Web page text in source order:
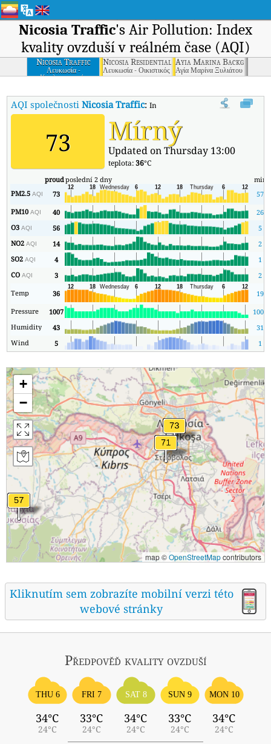
Nicosia Traffic's Air Pollution: Index
kvality ovzduší v reálném čase (AQI)
Nicosia Traffic
Λευκωσία -
Κυκλοφοριακός
Nicosia Residential
Λευκωσία - Οικιστικός Σταθμός
Ayia Marina Background
Αγία Μαρίνα Ξυλιάτου -
AQI společnostiNicosia Traffic:Index kvality vzduchu v reálném
73 Mírný
Updated on Thursday 13:00
teplota:36°C
proudposlední 2 dny min
PM2.5AQI 73
57
PM10AQI 40
26
O3AQI 56
5
NO2AQI 14
2
SO2AQI 4
1
COAQI 3
2
Temp
36
19
Pressure
1007 1007
Humidity
43
31
Wind
5 1
+
−
map ©OpenStreetMapcontributors
Kliknutím sem zobrazíte mobilní verzi této
webové stránky
Předpověď kvality ovzduší
THU 6
34°C
24°C
FRI 7
33°C
24°C
SAT 8
34°C
24°C
SUN 9
33°C
24°C
MON 10
34°C
24°C